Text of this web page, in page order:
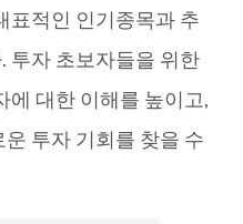
표적인 인기종목과 추
투자 초보자들을 위한
에 대한 이해를 높이고,
투자 기회를 찾을 수